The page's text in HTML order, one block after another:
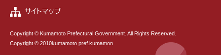
サイトマップ
Copyright © Kumamoto Prefectural Government. All Rights Reserved.
Copyright © 2010kumamoto pref.kumamon